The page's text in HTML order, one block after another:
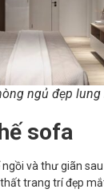
ngủ đẹp
sofa
và thư giãn
trang trí đẹp